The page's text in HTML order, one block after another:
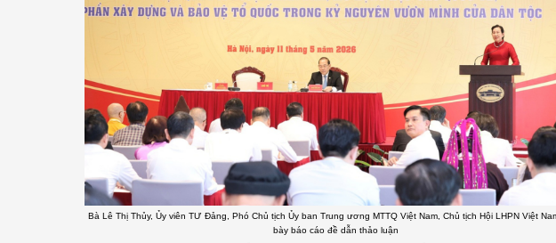
Bà Lê Thị Thủy, Ủy viên TƯ Đảng, Phó Chủ tịch Ủy ban Trung ương MTTQ Việt Nam, Chủ tịch Hội LHPN Việt
bày báo cáo đề dẫn thảo luận